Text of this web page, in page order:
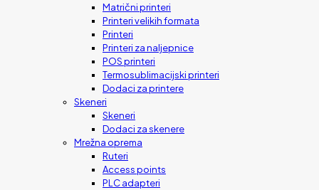
Matrični printeri
Printeri velikih formata
Printeri
Printeri za naljepnice
POS printeri
Termosublimacijski printeri
Dodaci za printere
Skeneri
Skeneri
Dodaci za skenere
Mrežna oprema
Ruteri
Access points
PLC adapteri